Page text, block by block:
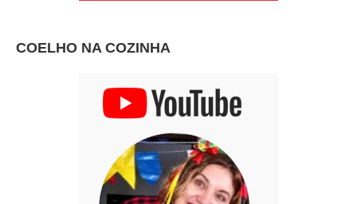
COELHO NA COZINHA